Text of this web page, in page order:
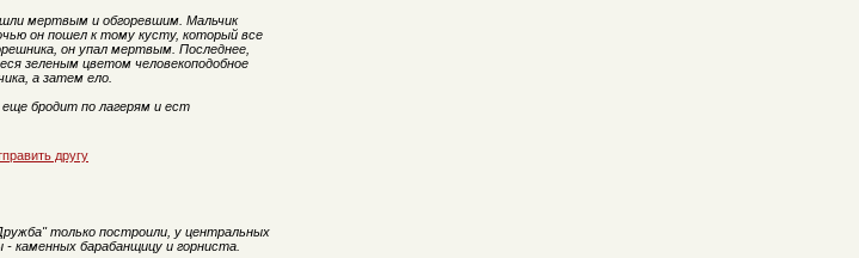
мертвым и обгоревшим. Мальчик
он пошел к тому кусту, который все
он упал мертвым. Последнее,
зеленым цветом человекоподобное
а затем ело.
бродит по лагерям и ест
другу
только построили, у центральных
каменных барабанщицу и горниста.